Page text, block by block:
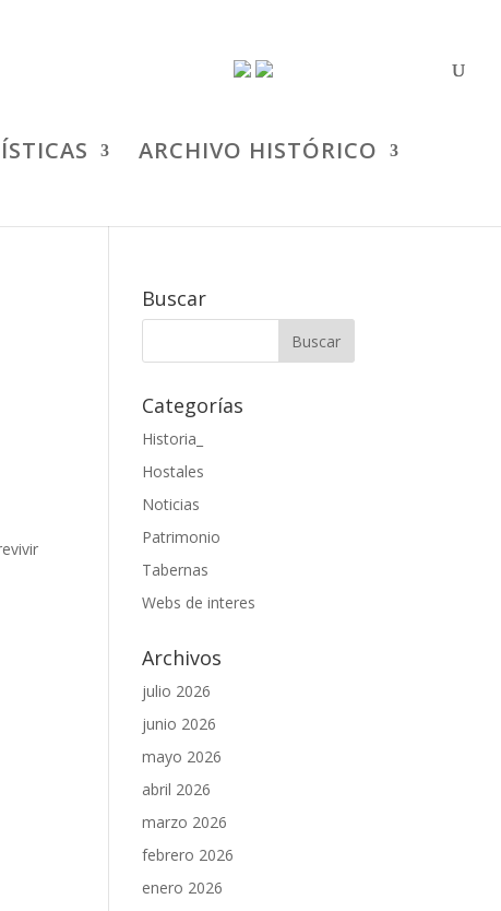
ARCHIVO HISTÓRICO
Buscar
Categorías
Historia_
Hostales
Noticias
Patrimonio
Tabernas
Webs de interes
Archivos
julio 2026
junio 2026
mayo 2026
abril 2026
marzo 2026
febrero 2026
enero 2026